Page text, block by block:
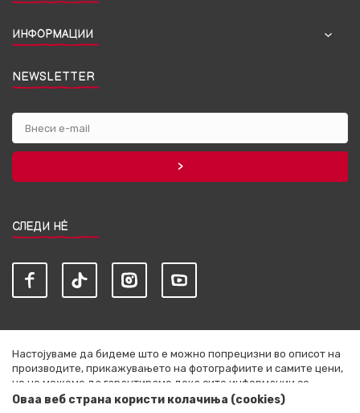
ИНФОРМАЦИИ
NEWSLETTER
СЛЕДИ НЀ
Настојуваме да бидеме што е можно попрецизни во описот на
производите, прикажувањето на фотографиите и самите цени,
но не можеме да гарантираме дека сите информации се
комплетни и без грешки. Сите артикли прикажани на сајтот се
Оваа веб страна користи колачиња (cookies)